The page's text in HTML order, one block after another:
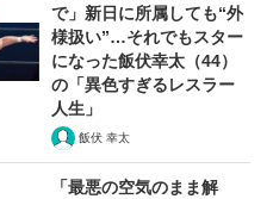
で」新日に所属しても“外
様扱い”…それでもスター
になった飯伏幸太（44）
の「異色すぎるレスラー
人生」
飯伏 幸太
「最悪の空気のまま解